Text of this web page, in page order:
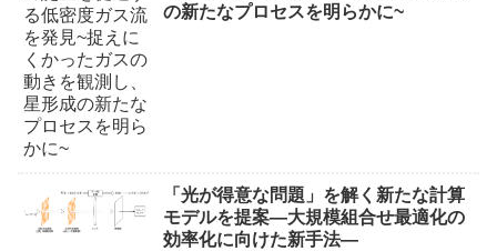
の新たなプロセスを明らかに~
「光が得意な問題」を解く新たな計算
モデルを提案―大規模組合せ最適化の
効率化に向けた新手法―